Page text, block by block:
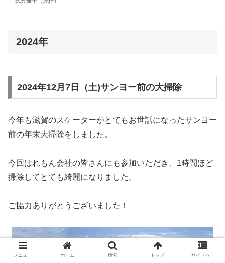
2024年
2024年12月7日（土)サンヨー前の大掃除
今年も滋賀のスケーターがとてもお世話になったサンヨー
前の年末大掃除をしました。
今回はれもん会社の皆さんにも参加いただき、1時間ほど
掃除してとても綺麗になりました。
ご協力ありがとうございました！
メニュー ホーム 検索 トップ サイドバー